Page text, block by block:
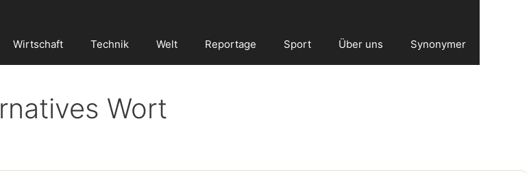
Wirtschaft Technik Welt Reportage Sport Über uns Synonymer
Wort